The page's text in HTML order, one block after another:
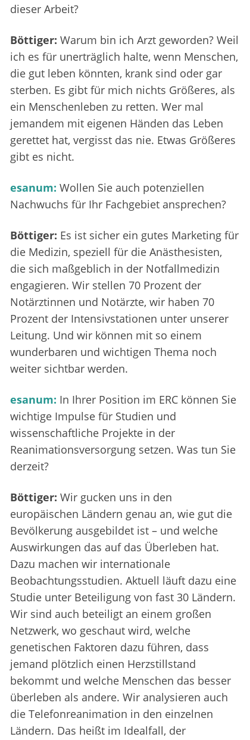
dieser Arbeit?
Böttiger: Warum bin ich Arzt geworden? Weil
ich es für unerträglich halte, wenn Menschen,
die gut leben könnten, krank sind oder gar
sterben. Es gibt für mich nichts Größeres, als
ein Menschenleben zu retten. Wer mal
jemandem mit eigenen Händen das Leben
gerettet hat, vergisst das nie. Etwas Größeres
gibt es nicht.
esanum: Wollen Sie auch potenziellen
Nachwuchs für Ihr Fachgebiet ansprechen?
Böttiger: Es ist sicher ein gutes Marketing für
die Medizin, speziell für die Anästhesisten,
die sich maßgeblich in der Notfallmedizin
engagieren. Wir stellen 70 Prozent der
Notärztinnen und Notärzte, wir haben 70
Prozent der Intensivstationen unter unserer
Leitung. Und wir können mit so einem
wunderbaren und wichtigen Thema noch
weiter sichtbar werden.
esanum: In Ihrer Position im ERC können Sie
wichtige Impulse für Studien und
wissenschaftliche Projekte in der
Reanimationsversorgung setzen. Was tun Sie
derzeit?
Böttiger: Wir gucken uns in den
europäischen Ländern genau an, wie gut die
Bevölkerung ausgebildet ist – und welche
Auswirkungen das auf das Überleben hat.
Dazu machen wir internationale
Beobachtungsstudien. Aktuell läuft dazu eine
Studie unter Beteiligung von fast 30 Ländern.
Wir sind auch beteiligt an einem großen
Netzwerk, wo geschaut wird, welche
genetischen Faktoren dazu führen, dass
jemand plötzlich einen Herzstillstand
bekommt und welche Menschen das besser
überleben als andere. Wir analysieren auch
die Telefonreanimation in den einzelnen
Ländern. Das heißt im Idealfall, der